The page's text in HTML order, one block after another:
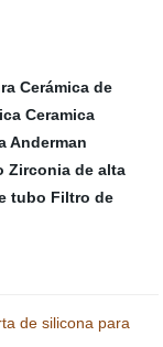
Cerámica de
Ceramica
Anderman
Zirconia de alta
tubo Filtro de
de silicona para